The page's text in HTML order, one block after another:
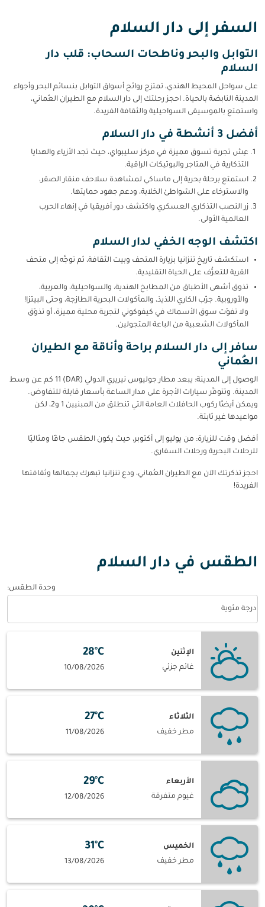
السفر إلى دار السلام
التوابل والبحر وناطحات السحاب: قلب دار
السلام
على سواحل المحيط الهندي، تمتزج روائح أسواق التوابل بنسائم البحر وأجواء
المدينة النابضة بالحياة. احجز رحلتك إلى دار السلام مع الطيران العُماني،
واستمتع بالموسيقى السواحيلية والثقافة الفريدة.
أفضل 3 أنشطة في دار السلام
عِش تجربة تسوق مميزة في مركز سليبواي، حيث تجد الأزياء والهدايا
التذكارية في المتاجر والبوتيكات الراقية.
استمتع برحلة بحرية إلى ماساكي لمشاهدة سلاحف منقار الصقر،
والاسترخاء على الشواطئ الخلابة، ودعم جهود حمايتها.
زر النصب التذكاري العسكري واكتشف دور أفريقيا في إنهاء الحرب
العالمية الأولى.
اكتشف الوجه الخفي لدار السلام
استكشف تاريخ تنزانيا بزيارة المتحف وبيت الثقافة، ثم توجَّه إلى متحف
القرية للتعرُّف على الحياة التقليدية.
تذوق أشهى الأطباق من المطابخ الهندية، والسواحيلية، والعربية،
والأوروبية. جرّب الكاري اللذيذ، والمأكولات البحرية الطازجة، وحتى البيتزا!
ولا تفوّت سوق الأسماك في كيفوكوني لتجربة محلية مميزة، أو تذوّق
المأكولات الشعبية من الباعة المتجولين.
سافر إلى دار السلام براحة وأناقة مع الطيران
العُماني
الوصول إلى المدينة: يبعد مطار جوليوس نيريري الدولي (DAR) 11 كم عن وسط
المدينة. وتتوفَّرسيارات الأجرة على مدار الساعة بأسعار قابلة للتفاوض.
ويمكن أيضًا ركوب
الحافلات العامة التي تنطلق من المبنيين 1 و2، لكن
مواعيدها غير ثابتة.
أفضل وقت للزيارة: من يوليو إلى أكتوبر، حيث يكون الطقس جافًا ومثاليًا
للرحلات البحرية ورحلات السفاري.
احجز تذكرتك الآن مع الطيران العُماني، ودع تنزانيا تبهرك بجمالها وثقافتها
الفريدة!
الطقس في دار السلام
وحدة الطقس:
درجة مئوية
الإثنين
غائم جزئي
28°C
10/08/2026
الثلاثاء
مطر خفيف
27°C
11/08/2026
الأربعاء
غيوم متفرقة
29°C
12/08/2026
الخميس
مطر خفيف
31°C
13/08/2026